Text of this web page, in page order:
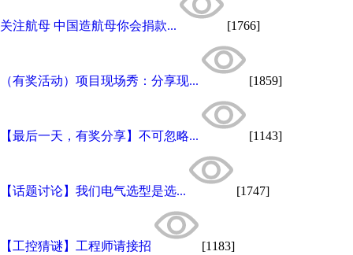
关注航母 中国造航母你会捐款... [1766]
（有奖活动）项目现场秀：分享现... [1859]
【最后一天，有奖分享】不可忽略... [1143]
【话题讨论】我们电气选型是选... [1747]
【工控猜谜】工程师请接招 [1183]